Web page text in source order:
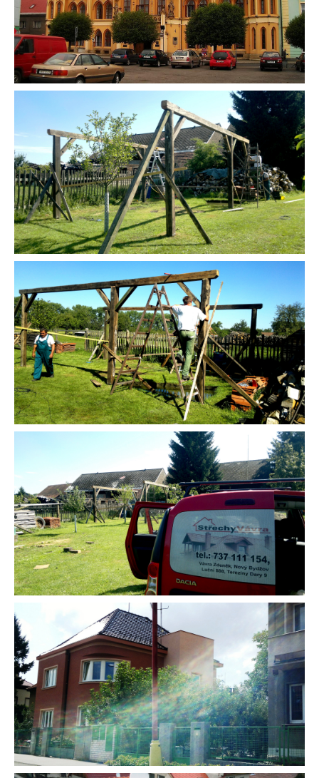
Používáme soubory
cookies
Tyto webové stránky používají
soubory cookies a další sledovací
nástroje s cílem vylepšení
uživatelského prostředí, zobrazení
přizpůsobeného obsahu a reklam,
analýzy návštěvnosti webových
stránek a zjištění zdroje
návštěvnosti.
Souhlasím
Odmítám
Upravit mé předvolby